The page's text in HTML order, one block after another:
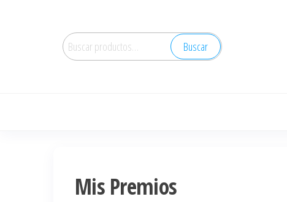
Buscar
por:
Buscar
Mis Premios